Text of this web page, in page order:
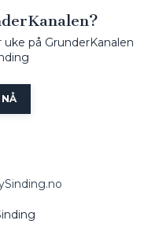
på GrunderKanalen